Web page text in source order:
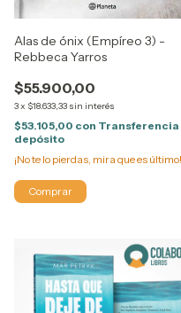
Alas de ónix (Empíreo 3) -
Rebbeca Yarros
$55.900,00
3x $18.633,33 sin interés
$53.105,00 con Transferencia
depósito
¡No te lo pierdas, mira que es último!